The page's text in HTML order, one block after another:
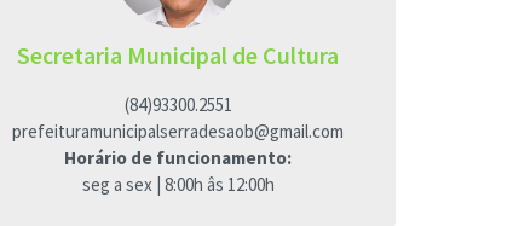
Secretaria Municipal de Cultura
(84)93300.2551
prefeituramunicipalserradesaob@gmail.com
Horário de funcionamento:
seg a sex | 8:00h âs 12:00h